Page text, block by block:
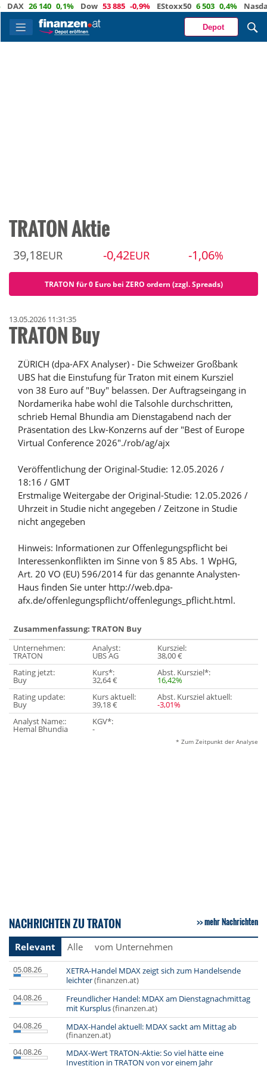
26 140 0,1% Dow 53 885 -0,9% EStoxx50 6 503 0,4% Nasdaq
Depot
TRATON Aktie
39,18EUR -0,42EUR -1,06%
TRATON für 0 Euro bei ZERO ordern (zzgl. Spreads)
13.05.2026 11:31:35
TRATON Buy
ZÜRICH (dpa-AFX Analyser) - Die Schweizer Großbank
UBS hat die Einstufung für Traton mit einem Kursziel
von 38 Euro auf "Buy" belassen. Der Auftragseingang in
Nordamerika habe wohl die Talsohle durchschritten,
schrieb Hemal Bhundia am Dienstagabend nach der
Präsentation des Lkw-Konzerns auf der "Best of Europe
Virtual Conference 2026"./rob/ag/ajx
Veröffentlichung der Original-Studie: 12.05.2026 /
18:16 / GMT
Erstmalige Weitergabe der Original-Studie: 12.05.2026 /
Uhrzeit in Studie nicht angegeben / Zeitzone in Studie
nicht angegeben
Hinweis: Informationen zur Offenlegungspflicht bei
Interessenkonflikten im Sinne von § 85 Abs. 1 WpHG,
Art. 20 VO (EU) 596/2014 für das genannte Analysten-
Haus finden Sie unter http://web.dpa-
afx.de/offenlegungspflicht/offenlegungs_pflicht.html.
Zusammenfassung: TRATON Buy
Unternehmen:
TRATON
Analyst:
UBS AG
Kursziel:
38,00 €
Rating jetzt:
Buy
Kurs*:
32,64 €
Abst. Kursziel*:
16,42%
Rating update:
Buy
Kurs aktuell:
39,18 €
Abst. Kursziel aktuell:
-3,01%
Analyst Name::
Hemal Bhundia
KGV*:
-
* Zum Zeitpunkt der Analyse
NACHRICHTEN ZU TRATON mehr Nachrichten
Relevant Alle vom Unternehmen
05.08.26
XETRA-Handel MDAX zeigt sich zum Handelsende
leichter(finanzen.at)
04.08.26
Freundlicher Handel: MDAX am Dienstagnachmittag
mit Kursplus(finanzen.at)
04.08.26
MDAX-Handel aktuell: MDAX sackt am Mittag ab
(finanzen.at)
04.08.26
MDAX-Wert TRATON-Aktie: So viel hätte eine
Investition in TRATON von vor einem Jahr